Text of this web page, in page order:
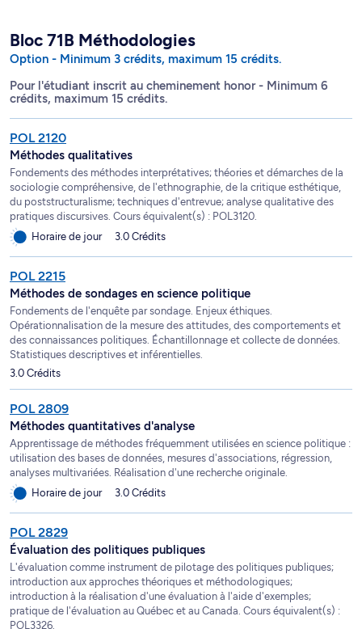
Bloc 71B Méthodologies
Option - Minimum 3 crédits, maximum 15 crédits.
Pour l'étudiant inscrit au cheminement honor - Minimum 6
crédits, maximum 15 crédits.
POL 2120
Méthodes qualitatives
Fondements des méthodes interprétatives; théories et démarches de la
sociologie compréhensive, de l'ethnographie, de la critique esthétique,
du poststructuralisme; techniques d'entrevue; analyse qualitative des
pratiques discursives. Cours équivalent(s) : POL3120.
Horaire de jour
3.0 Crédits
POL 2215
Méthodes de sondages en science politique
Fondements de l'enquête par sondage. Enjeux éthiques.
Opérationnalisation de la mesure des attitudes, des comportements et
des connaissances politiques. Échantillonnage et collecte de données.
Statistiques descriptives et inférentielles.
3.0 Crédits
POL 2809
Méthodes quantitatives d'analyse
Apprentissage de méthodes fréquemment utilisées en science politique :
utilisation des bases de données, mesures d'associations, régression,
analyses multivariées. Réalisation d'une recherche originale.
Horaire de jour
3.0 Crédits
POL 2829
Évaluation des politiques publiques
L'évaluation comme instrument de pilotage des politiques publiques;
introduction aux approches théoriques et méthodologiques;
introduction à la réalisation d'une évaluation à l'aide d'exemples;
pratique de l'évaluation au Québec et au Canada. Cours équivalent(s) :
POL3326.